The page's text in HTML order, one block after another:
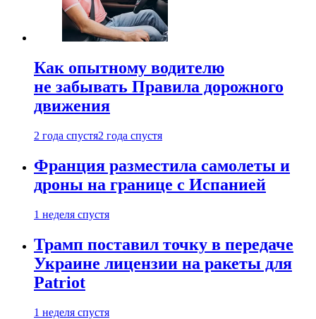
Как опытному водителю
не забывать Правила дорожного
движения
2 года спустя2 года спустя
Франция разместила самолеты и
дроны на границе с Испанией
1 неделя спустя
Трамп поставил точку в передаче
Украине лицензии на ракеты для
Patriot
1 неделя спустя